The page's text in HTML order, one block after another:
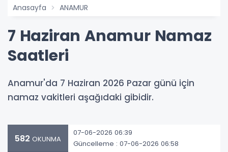
Anasayfa ANAMUR
7 Haziran Anamur Namaz
Saatleri
Anamur'da 7 Haziran 2026 Pazar günü için
namaz vakitleri aşağıdaki gibidir.
582 OKUNMA
07-06-2026 06:39
Güncelleme : 07-06-2026 06:58